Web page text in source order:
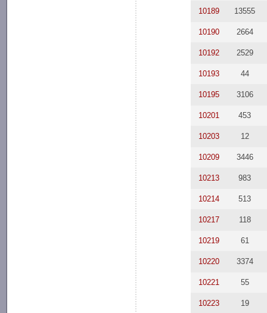
10189 13555
10190 2664
10192 2529
10193 44
10195 3106
10201 453
10203 12
10209 3446
10213 983
10214 513
10217 118
10219 61
10220 3374
10221 55
10223 19